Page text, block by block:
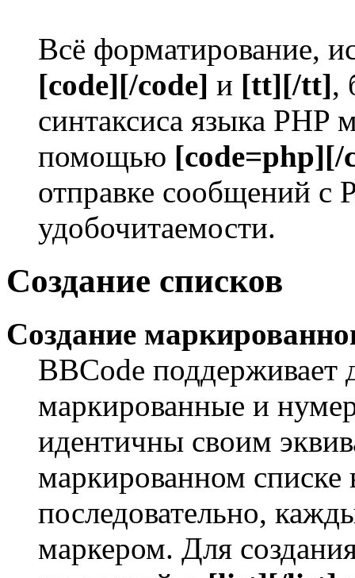
Всё форматирование,
[code][/code] и [tt][/tt],
синтаксиса языка PHP
помощью [code=php][/
отправке сообщений с
удобочитаемости.
Создание списков
Создание
BBCode поддерживает
маркированные и
идентичны своим
маркированном списке
последовательно,
маркером. Для